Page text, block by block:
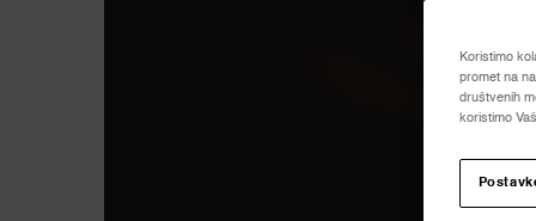
Koristimo
promet na
društvenih
koristimo